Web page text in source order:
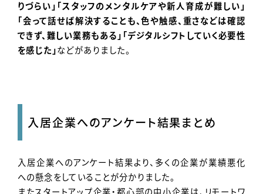
りづらい」「スタッフのメンタルケアや新人育成が難しい」
「会って話せば解決することも、色や触感、重さなどは確認
できず、難しい業務もある」「デジタルシフトしていく必要性
を感じた」などがありました。
入居企業へのアンケート結果まとめ
入居企業へのアンケート結果より、多くの企業が業績悪化
への懸念をしていることが分かりました。
またスタートアップ企業・都心部の中小企業は、リモートワ